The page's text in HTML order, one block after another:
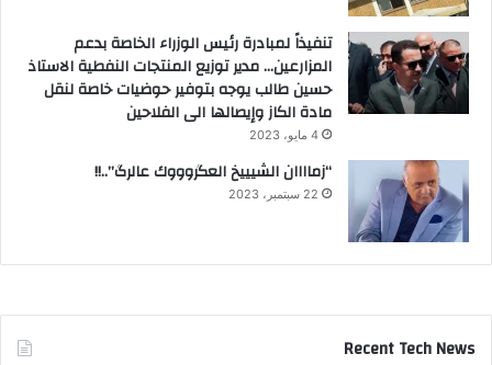
تنفيذاً لمبادرة رئيس الوزراء الخاصة بدعم
المزارعين… مدير توزيع المنتجات النفطية الاستاذ
حسين طالب يوجه بتوفير حوضيات خاصة لنقل
مادة الكاز وإيصالها الى الفلاحين
4 مايو، 2023
“زماااان الشيييخ العگروووك عالرگ”..!!
22 سبتمبر، 2023
Recent Tech News